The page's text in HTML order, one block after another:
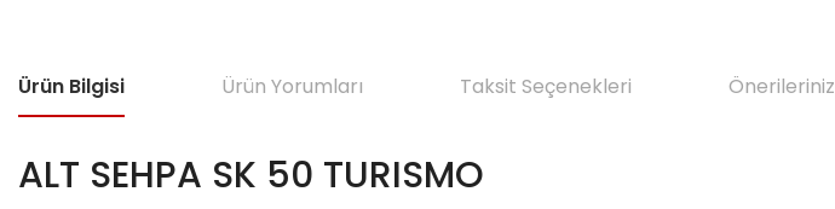
Ürün Bilgisi Ürün Yorumları Taksit Seçenekleri Önerileriniz
ALT SEHPA SK 50 TURISMO